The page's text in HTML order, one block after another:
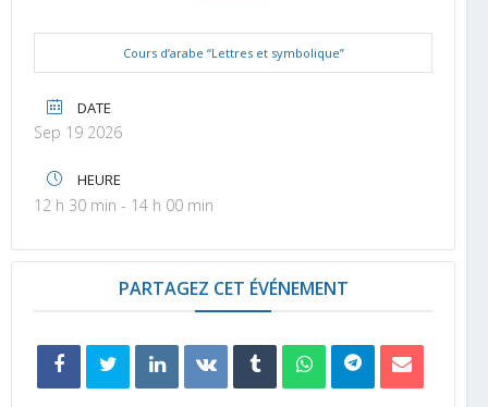
Cours d’arabe “Lettres et symbolique”
DATE
Sep 19 2026
HEURE
12 h 30 min - 14 h 00 min
PARTAGEZ CET ÉVÉNEMENT